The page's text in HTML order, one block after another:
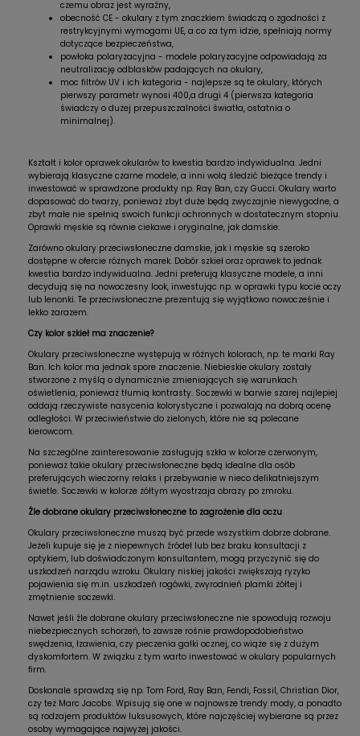
czemu obraz jest wyraźny,
obecność CE - okulary z tym znaczkiem świadczą o zgodności z
restrykcyjnymi wymogami UE, a co za tym idzie, spełniają normy
dotyczące bezpieczeństwa,
powłoka polaryzacyjna - modele polaryzacyjne odpowiadają za
neutralizację odblasków padających na okulary,
moc filtrów UV i ich kategoria - najlepsze są te okulary, których
pierwszy parametr wynosi 400,a drugi 4 (pierwsza kategoria
świadczy o dużej przepuszczalności światła, ostatnia o
minimalnej).
Kształt i kolor oprawek okularów to kwestia bardzo indywidualna. Jedni
wybierają klasyczne czarne modele, a inni wolą śledzić bieżące trendy i
inwestować w sprawdzone produkty np. Ray Ban, czy Gucci. Okulary warto
dopasować do twarzy, ponieważ zbyt duże będą zwyczajnie niewygodne, a
zbyt małe nie spełnią swoich funkcji ochronnych w dostatecznym stopniu.
Oprawki męskie są równie ciekawe i oryginalne, jak damskie.
Zarówno okulary przeciwsłoneczne damskie, jak i męskie są szeroko
dostępne w ofercie różnych marek. Dobór szkieł oraz oprawek to jednak
kwestia bardzo indywidualna. Jedni preferują klasyczne modele, a inni
decydują się na nowoczesny look, inwestując np. w oprawki typu kocie oczy
lub lenonki. Te przeciwsłoneczne prezentują się wyjątkowo nowocześnie i
lekko zarazem.
Czy kolor szkieł ma znaczenie?
Okulary przeciwsłoneczne występują w różnych kolorach, np. te marki Ray
Ban. Ich kolor ma jednak spore znaczenie. Niebieskie okulary zostały
stworzone z myślą o dynamicznie zmieniających się warunkach
oświetlenia, ponieważ tłumią kontrasty. Soczewki w barwie szarej najlepiej
oddają rzeczywiste nasycenia kolorystyczne i pozwalają na dobrą ocenę
odległości. W przeciwieństwie do zielonych, które nie są polecane
kierowcom.
Na szczególne zainteresowanie zasługują szkła w kolorze czerwonym,
ponieważ takie okulary przeciwsłoneczne będą idealne dla osób
preferujących wieczorny relaks i przebywanie w nieco delikatniejszym
świetle. Soczewki w kolorze żółtym wyostrzaja obrazy po zmroku.
Źle dobrane okulary przeciwsłoneczne to zagrożenie dla oczu
Okulary przeciwsłoneczne muszą być przede wszystkim dobrze dobrane.
Jeżeli kupuje się je z niepewnych źródeł lub bez braku konsultacji z
optykiem, lub doświadczonym konsultantem, mogą przyczynić się do
uszkodzeń narządu wzroku. Okulary niskiej jakości zwiększają ryzyko
pojawienia się m.in. uszkodzeń rogówki, zwyrodnień plamki żółtej i
zmętnienie soczewki.
Nawet jeśli źle dobrane okulary przeciwsłoneczne nie spowodują rozwoju
niebezpiecznych schorzeń, to zawsze rośnie prawdopodobieństwo
swędzenia, łzawienia, czy pieczenia gałki ocznej, co wiąże się z dużym
dyskomfortem. W związku z tym warto inwestować w okulary popularnych
firm.
Doskonale sprawdzą się np. Tom Ford, Ray Ban, Fendi, Fossil, Christian Dior,
czy też Marc Jacobs. Wpisują się one w najnowsze trendy mody, a ponadto
są rodzajem produktów luksusowych, które najczęściej wybierane są przez
osoby wymagające najwyżej jakości.